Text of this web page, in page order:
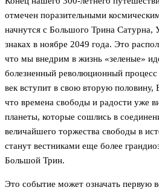
отмечен поразительными
начнутся с Большого Трина Сатурна,
знаках в ноябре 2049 года. Это
что мы внедрим в жизнь «зеленые»
болезненный революционный
век вступит в свою вторую половину,
что времена свободы и радости уже
планеты, которые сошлись в
величайшего торжества свободы в
станут вестниками еще более
Большой Трин.
Это событие может означать первую